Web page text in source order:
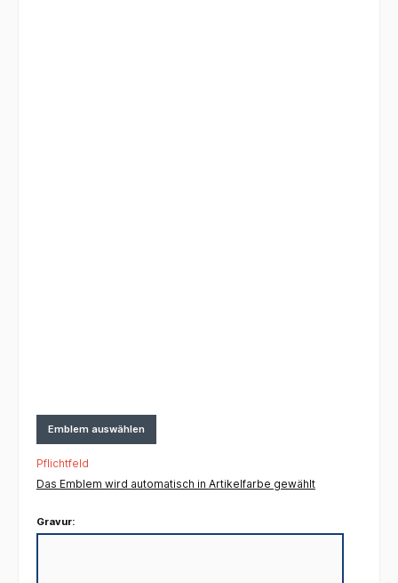
Emblem auswählen
Pflichtfeld
Das Emblem wird automatisch in Artikelfarbe gewählt
Gravur: